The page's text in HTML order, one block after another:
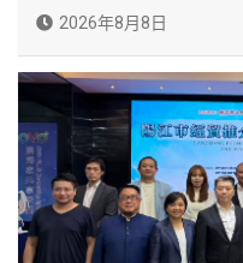
2026年8月8日